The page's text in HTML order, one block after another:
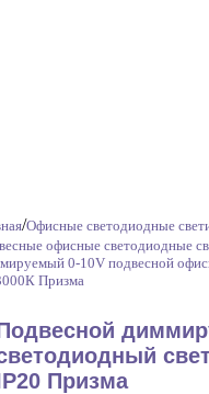
/Офисные светодиодные
офисные светодиодные
0-10V подвесной
Призма
Призма